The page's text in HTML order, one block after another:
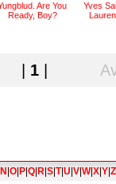
Are You
Ready, Boy?
Yves
1
N O P Q R S T|U V W|X Y Z